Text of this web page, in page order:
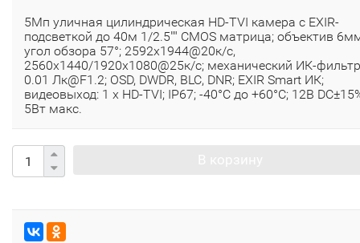
5Мп уличная цилиндрическая HD-TVI камера с EXIR-
подсветкой до 40м 1/2.5"" CMOS матрица; объектив
угол обзора 57°; 2592x1944@20к/с,
2560x1440/1920x1080@25к/с; механический ИК-
0.01 Лк@F1.2; OSD, DWDR, BLC, DNR; EXIR Smart ИК;
видеовыход: 1 х HD-TVI; IP67; -40°С до +60°С; 12В
5Вт макс.